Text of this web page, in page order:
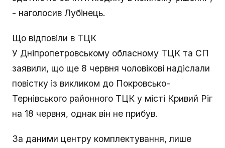
- наголосив Лубінець.
Що відповіли в ТЦК
У Дніпропетровському обласному ТЦК та СП
заявили, що ще 8 червня чоловікові надіслали
повістку із викликом до Покровсько-
Тернівського районного ТЦК у місті Кривий Ріг
на 18 червня, однак він не прибув.
За даними центру комплектування, лише